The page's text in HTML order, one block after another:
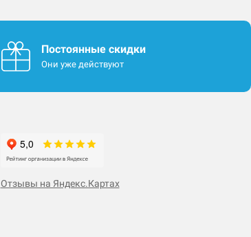
Постоянные скидки
Они уже действуют
Отзывы на Яндекс.Картах